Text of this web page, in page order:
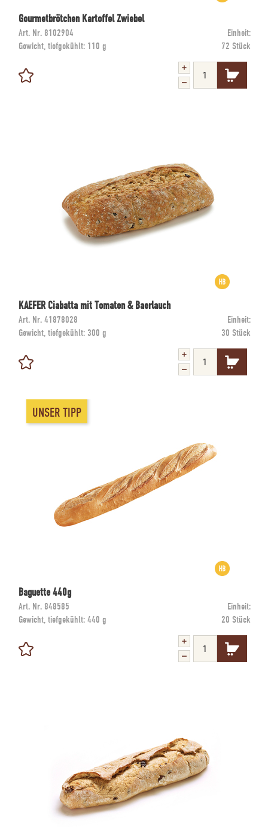
Gourmetbrötchen Kartoffel Zwiebel
Art. Nr. 8102904
Einheit:
Gewicht, tiefgekühlt: 110 g 72 Stück
KAEFER Ciabatta mit Tomaten & Baerlauch
Art. Nr. 41878028
Einheit:
Gewicht, tiefgekühlt: 300 g 30 Stück
UNSER TIPP
Baguette 440g
Art. Nr. 848585
Einheit:
Gewicht, tiefgekühlt: 440 g 20 Stück